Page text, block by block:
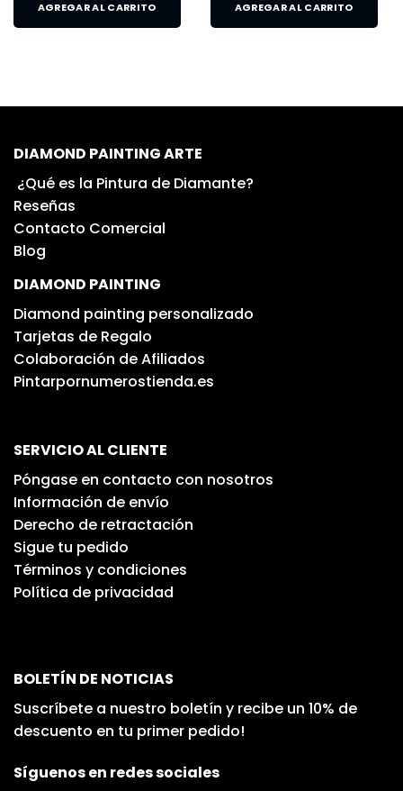
AGREGAR AL CARRITO AGREGAR AL CARRITO
DIAMOND PAINTING ARTE
¿Qué es la Pintura de Diamante?
Reseñas
Contacto Comercial
Blog
DIAMOND PAINTING
Diamond painting personalizado
Tarjetas de Regalo
Colaboración de Afiliados
Pintarpornumerostienda.es
SERVICIO AL CLIENTE
Póngase en contacto con nosotros
Información de envío
Derecho de retractación
Sigue tu pedido
Términos y condiciones
Política de privacidad
BOLETÍN DE NOTICIAS
Suscríbete a nuestro boletín y recibe un 10% de
descuento en tu primer pedido!
Síguenos en redes sociales